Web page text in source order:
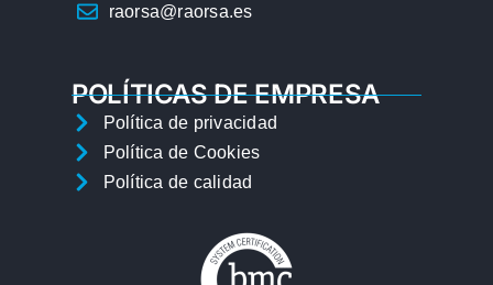
raorsa@raorsa.es
POLÍTICAS DE EMPRESA
Política de privacidad
Política de Cookies
Política de calidad